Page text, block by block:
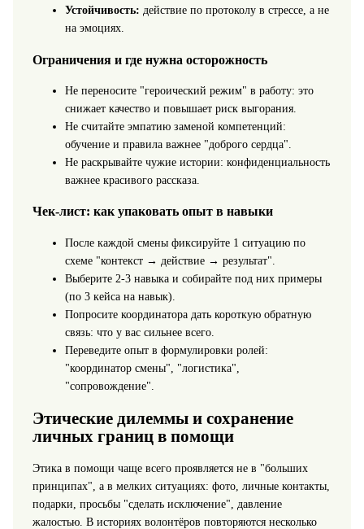
Устойчивость: действие по протоколу в стрессе, а не
на эмоциях.
Ограничения и где нужна осторожность
Не переносите "героический режим" в работу: это
снижает качество и повышает риск выгорания.
Не считайте эмпатию заменой компетенций:
обучение и правила важнее "доброго сердца".
Не раскрывайте чужие истории: конфиденциальность
важнее красивого рассказа.
Чек-лист: как упаковать опыт в навыки
После каждой смены фиксируйте 1 ситуацию по
схеме "контекст → действие → результат".
Выберите 2-3 навыка и собирайте под них примеры
(по 3 кейса на навык).
Попросите координатора дать короткую обратную
связь: что у вас сильнее всего.
Переведите опыт в формулировки ролей:
"координатор смены", "логистика",
"сопровождение".
Этические дилеммы и сохранение
личных границ в помощи
Этика в помощи чаще всего проявляется не в "больших
принципах", а в мелких ситуациях: фото, личные контакты,
подарки, просьбы "сделать исключение", давление
жалостью. В историях волонтёров повторяются несколько